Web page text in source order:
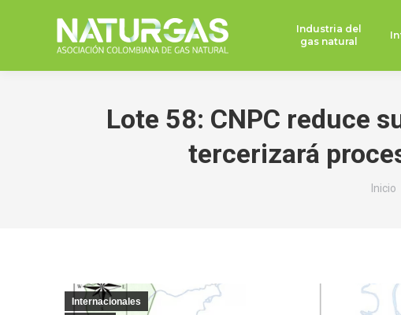
Industria del
gas natural
Lote 58: CNPC reduce
tercerizará
Inicio
Internacionales